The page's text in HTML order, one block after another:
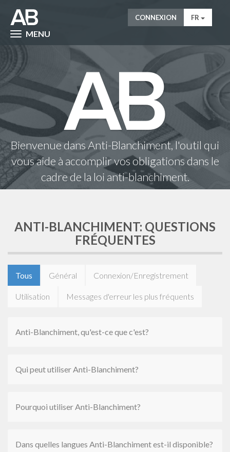
MENU
CONNEXION FR
Bienvenue dans Anti-Blanchiment, l'outil qui
vous aide à accomplir vos obligations dans le
cadre de la loi anti-blanchiment.
ANTI-BLANCHIMENT: QUESTIONS
FRÉQUENTES
Tous Général Connexion/Enregistrement
Utilisation Messages d'erreur les plus fréquents
Anti-Blanchiment, qu'est-ce que c'est?
Qui peut utiliser Anti-Blanchiment?
Pourquoi utiliser Anti-Blanchiment?
Dans quelles langues Anti-Blanchiment est-il disponible?